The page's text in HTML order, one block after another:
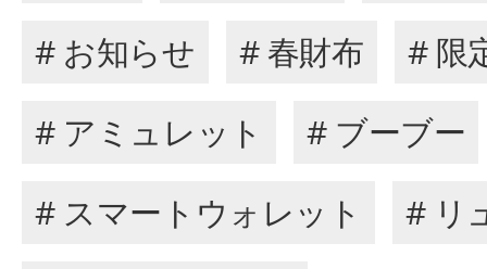
# お知らせ
# 春財布
# 限
# アミュレット
# ブーブー
# スマートウォレット
# リ